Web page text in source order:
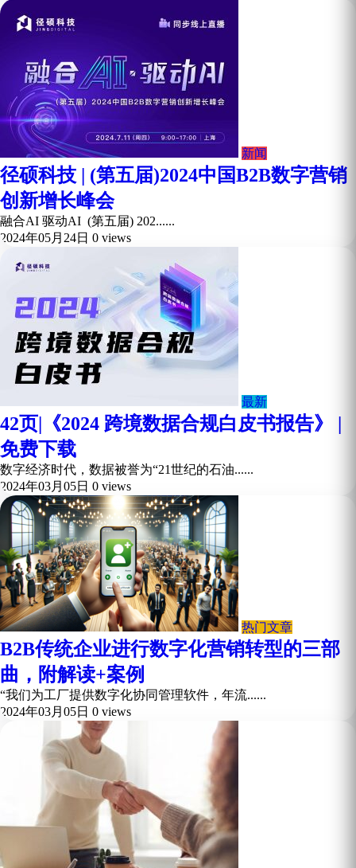
新闻
径硕科技 | (第五届)2024中国B2B数字营销
创新增长峰会
融合AI 驱动AI (第五届) 202......
2024年05月24日 0 views
最新
42页|《2024 跨境数据合规白皮书报告》 |
免费下载
数字经济时代，数据被誉为“21世纪的石油......
2024年03月05日 0 views
热门文章
B2B传统企业进行数字化营销转型的三部
曲，附解读+案例
“我们为工厂提供数字化协同管理软件，年流......
2024年03月05日 0 views